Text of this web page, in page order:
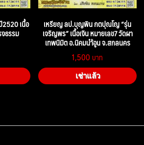
เนื้อ
ธรรม
เหรียญ ลป.บุญพิน กตปุณโญ “รุ่น
เจริญพร” เนื้อเงิน หมายเลข7 วัดผา
เทพนิมิต อ.นิคมนำ้อูน จ.สกลนคร
1,500
เช่าแล้ว